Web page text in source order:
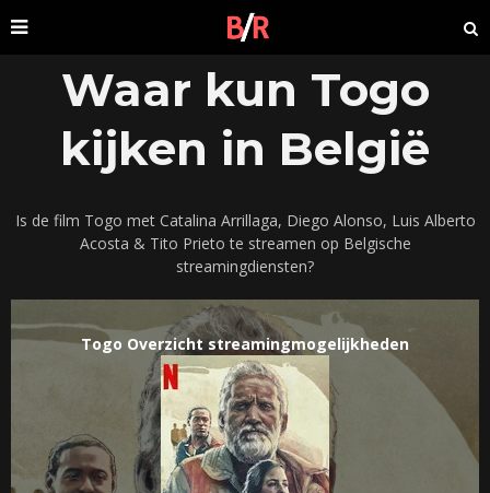
Waar kun Togo
kijken in België
Is de film Togo met Catalina Arrillaga, Diego Alonso, Luis Alberto
Acosta & Tito Prieto te streamen op Belgische
streamingdiensten?
Togo Overzicht streamingmogelijkheden